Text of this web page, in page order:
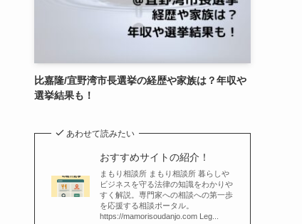
比嘉隆/宜野湾市長選挙の経歴や家族は？年収や
選挙結果も！
あわせて読みたい
おすすめサイトの紹介！
まもり相談所 まもり相談所 暮らしや
ビジネスを守る法律の知識をわかりや
すく解説。専門家への相談への第一歩
を応援する相談ポータル。
https://mamorisoudanjo.com Leg...